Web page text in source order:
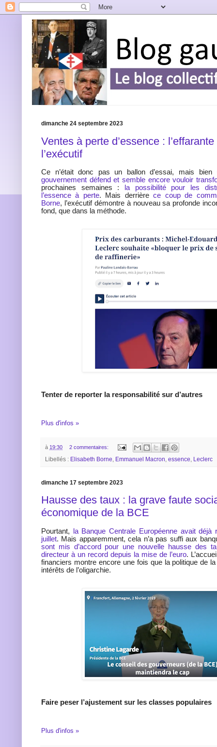
dimanche 24 septembre 2023
Ventes à perte d’essence :
l’exécutif
Ce n’était donc pas un ballon d’essai, mais bien
gouvernement défend et semble encore vouloir
prochaines semaines :
la possibilité pour les
l’essence à perte. Mais derrièrece coup de
Borne, l’exécutif démontre à nouveau sa profonde
fond, que dans la méthode.
Tenter de reporter la responsabilité sur d’autres
Plus d'infos »
à 19:30 2 commentaires:
Libellés : Elisabeth Borne, Emmanuel Macron, essence, Leclerc
dimanche 17 septembre 2023
Hausse des taux : la grave faute
économique de la BCE
Pourtant, la Banque Centrale Européenne avait déjà
juillet. Mais apparemment, cela n’a pas suffi aux
sont mis d’accord pour une nouvelle hausse des
directeur à un record depuis la mise de l’euro.
financiers montre encore une fois que la politique de
intérêts de l’oligarchie.
Faire peser l’ajustement sur les classes populaires
Plus d'infos »